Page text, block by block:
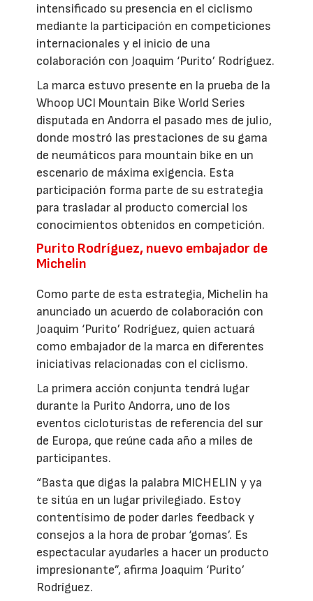
intensificado su presencia en el ciclismo
mediante la participación en competiciones
internacionales y el inicio de una
colaboración con Joaquim ‘Purito’ Rodríguez.
La marca estuvo presente en la prueba de la
Whoop UCI Mountain Bike World Series
disputada en Andorra el pasado mes de julio,
donde mostró las prestaciones de su gama
de neumáticos para mountain bike en un
escenario de máxima exigencia. Esta
participación forma parte de su estrategia
para trasladar al producto comercial los
conocimientos obtenidos en competición.
Purito Rodríguez, nuevo embajador de
Michelin
Como parte de esta estrategia, Michelin ha
anunciado un acuerdo de colaboración con
Joaquim ‘Purito’ Rodríguez, quien actuará
como embajador de la marca en diferentes
iniciativas relacionadas con el ciclismo.
La primera acción conjunta tendrá lugar
durante la Purito Andorra, uno de los
eventos cicloturistas de referencia del sur
de Europa, que reúne cada año a miles de
participantes.
“Basta que digas la palabra MICHELIN y ya
te sitúa en un lugar privilegiado. Estoy
contentísimo de poder darles feedback y
consejos a la hora de probar ‘gomas’. Es
espectacular ayudarles a hacer un producto
impresionante”, afirma Joaquim ‘Purito’
Rodríguez.